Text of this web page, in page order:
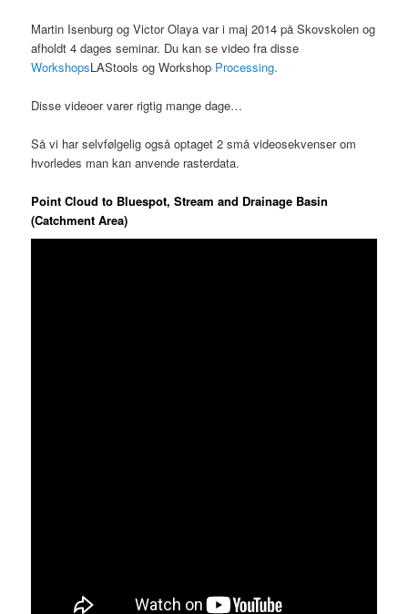
Martin Isenburg og Victor Olaya var i maj 2014 på Skovskolen og
afholdt 4 dages seminar. Du kan se video fra disse
WorkshopsLAStools og Workshop Processing.
Disse videoer varer rigtig mange dage…
Så vi har selvfølgelig også optaget 2 små videosekvenser om
hvorledes man kan anvende rasterdata.
Point Cloud to Bluespot, Stream and Drainage Basin
(Catchment Area)